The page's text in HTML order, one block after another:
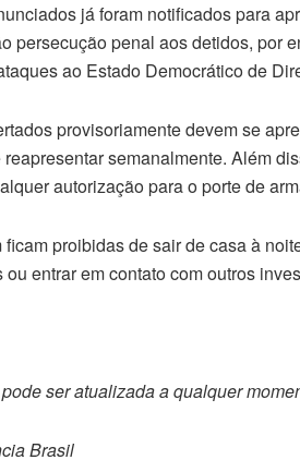
já foram notificados para
persecução penal aos detidos, por
ao Estado Democrático de
provisoriamente devem se
semanalmente. Além
autorização para o porte de
ficam proibidas de sair de casa à
ou entrar em contato com outros
ser atualizada a qualquer
Brasil